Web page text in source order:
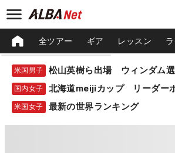
全ツアー ギア レッスン
米国男子
国内女子 北海道meijiカップ リーダー
米国女子 最新の世界ランキング